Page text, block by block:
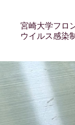
宮崎大学フロ
ウイルス感染